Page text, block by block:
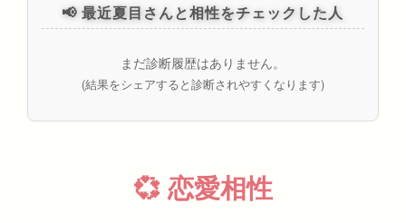
📢 最近夏目さんと相性をチェックした人
まだ診断履歴はありません。
(結果をシェアすると診断されやすくなります)
💞 恋愛相性